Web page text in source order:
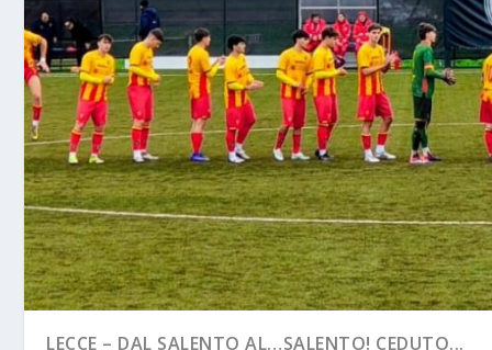
LECCE – DAL SALENTO AL…SALENTO! CEDUTO...